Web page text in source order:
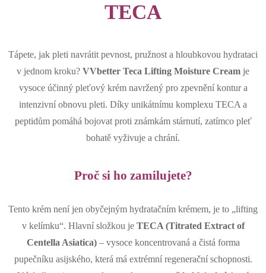
TECA
Tápete, jak pleti navrátit pevnost, pružnost a hloubkovou hydrataci
v jednom kroku? VVbetter Teca Lifting Moisture Cream je
vysoce účinný pleťový krém navržený pro zpevnění kontur a
intenzivní obnovu pleti. Díky unikátnímu komplexu TECA a
peptidům pomáhá bojovat proti známkám stárnutí, zatímco pleť
bohatě vyživuje a chrání.
Proč si ho zamilujete?
Tento krém není jen obyčejným hydratačním krémem, je to „lifting
v kelímku“. Hlavní složkou je TECA (Titrated Extract of
Centella Asiatica)– vysoce koncentrovaná a čistá forma
pupečníku asijského, která má extrémní regenerační schopnosti.